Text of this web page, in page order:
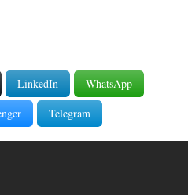
LinkedIn
WhatsApp
Telegram